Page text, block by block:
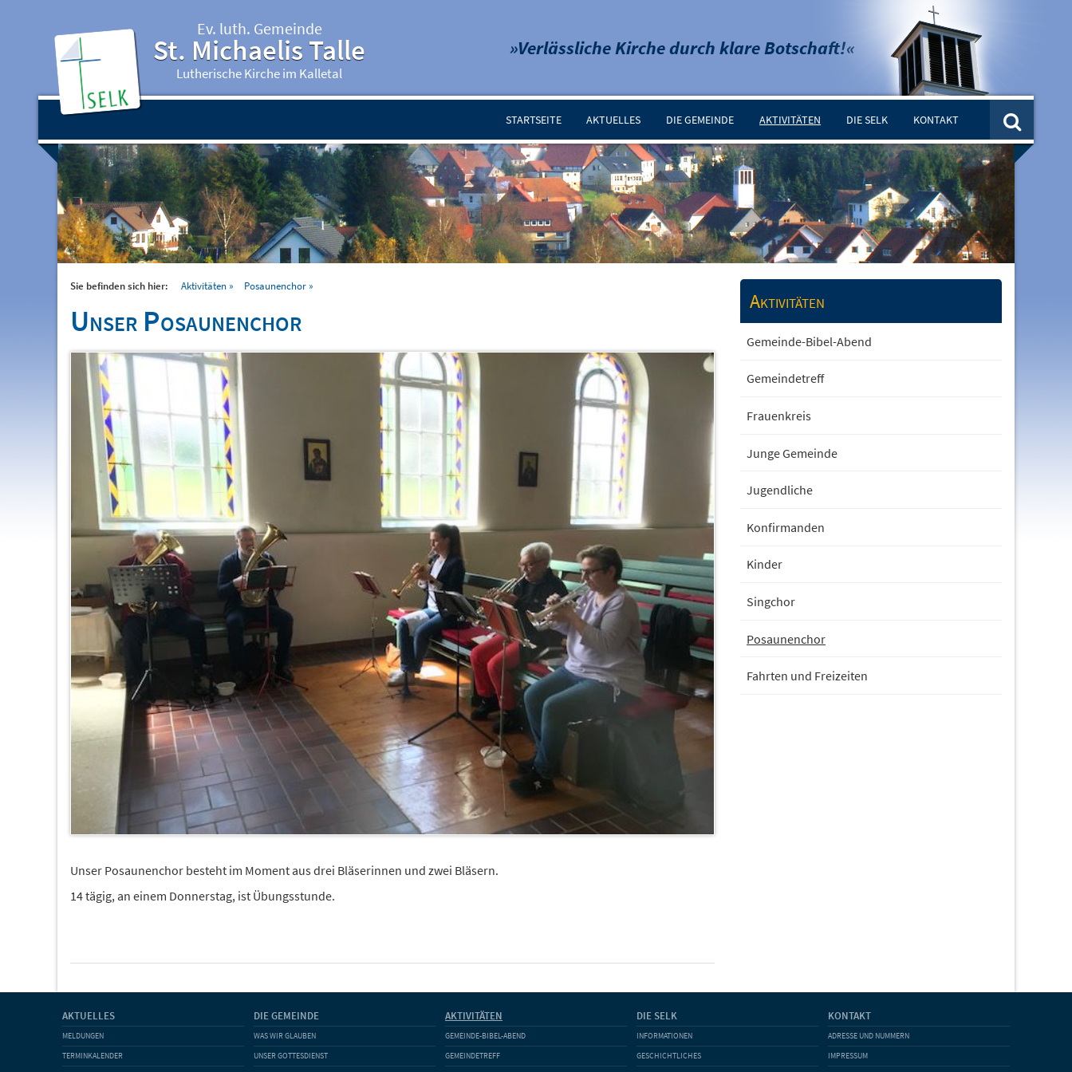
Ev. luth. Gemeinde
St. Michaelis Talle
Lutherische Kirche im Kalletal
»Verlässliche Kirche durch klare Botschaft!«
STARTSEITE AKTUELLES DIE GEMEINDE AKTIVITÄTEN DIE SELK KONTAKT
Sie befinden sich hier: Aktivitäten Posaunenchor
Unser Posaunenchor
Unser Posaunenchor besteht im Moment aus drei Bläserinnen und zwei Bläsern.
14 tägig, an einem Donnerstag, ist Übungsstunde.
Aktivitäten
Gemeinde-Bibel-Abend
Gemeindetreff
Frauenkreis
Junge Gemeinde
Jugendliche
Konfirmanden
Kinder
Singchor
Posaunenchor
Fahrten und Freizeiten
AKTUELLES
MELDUNGEN
TERMINKALENDER
DIE GEMEINDE
WAS WIR GLAUBEN
UNSER GOTTESDIENST
AKTIVITÄTEN
GEMEINDE-BIBEL-ABEND
GEMEINDETREFF
DIE SELK
INFORMATIONEN
GESCHICHTLICHES
KONTAKT
ADRESSE UND NUMMERN
IMPRESSUM